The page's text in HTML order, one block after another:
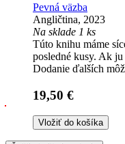
Pevná väzba
Angličtina, 2023
Na sklade 1 ks
Túto knihu máme
posledné kusy. Ak
Dodanie ďalších
19,50 €
Vložiť do košíka